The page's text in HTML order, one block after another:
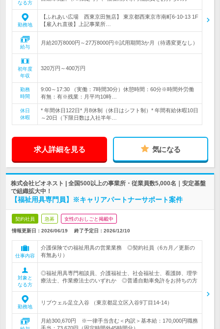
なる方
勤務地
【ふれあい広場 西東京田無店】 東京都西東京市南町6-10-13 1F
【雇入れ直後】上記事業所…
給与
月給20万8000円～27万8000円※試用期間3か月（待遇変更なし）
初年度
年収
320万円～400万円
勤務
時間
9:00～17:30 （実働：7時間30分）休憩時間：60分※時間外労働
有無：有※残業：月平均10時…
休日
休暇
* 年間休日122日* 月8休制（休日はシフト制）* 年間有給休暇10日
～20日（下限日数は入社半年…
求人詳細を見る 気になる
株式会社ビオネスト | 全国500以上の事業所・従業員数5,000名｜安定基盤
で組織拡大中！
【福祉用具専門員】※キャリアパートナーサポート案件
契約社員 急募 女性のおしごと掲載中
情報更新日：2026/06/19 終了予定日： 2026/12/10
仕事内容
介護保険での福祉用具の営業業務 ◎契約社員（6カ月／更新の
有無あり）
対象と
なる方
◎福祉用具専門相談員、介護福祉士、社会福祉士、看護師、理学
療法士、作業療法士のいずれか ◎普通自動車免許をお持ちの方
勤務地
リブウェル足立入谷 （東京都足立区入谷9丁目14-14）
月給300,670円 ※一律手当含む＜内訳＞基本給：170,000円職務